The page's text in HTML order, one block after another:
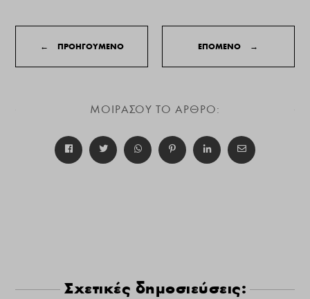
← ΠΡΟΗΓΟΥΜΕΝΟ ΕΠΟΜΕΝΟ →
ΜΟΙΡΑΣΟΥ ΤΟ ΑΡΘΡΟ:
Σχετικές δημοσιεύσεις: